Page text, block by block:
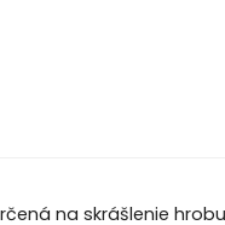
na skrášlenie